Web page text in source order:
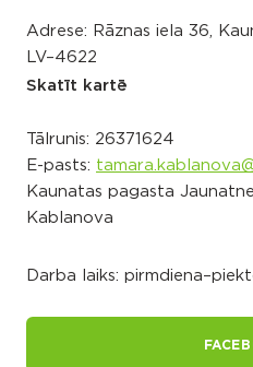
Adrese: Rāznas iela 36,
LV–4622
Skatīt kartē
Tālrunis: 26371624
E-pasts:
Kaunatas pagasta
Kablanova
Darba laiks: